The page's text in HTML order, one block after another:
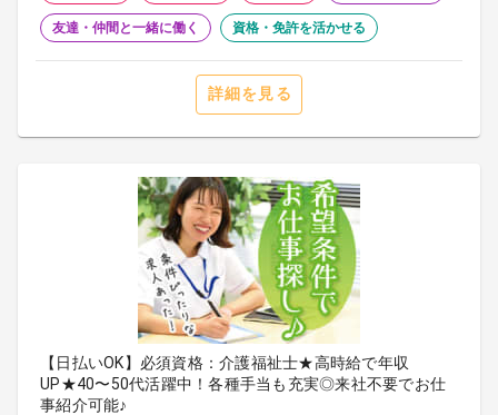
友達・仲間と一緒に働く 資格・免許を活かせる
詳細を見る
【日払いOK】必須資格：介護福祉士★高時給で年収
UP★40〜50代活躍中！各種手当も充実◎来社不要でお仕
事紹介可能♪